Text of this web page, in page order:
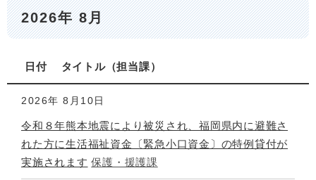
2026年 8月
日付 タイトル 担当課
2026年 8月10日
令和８年熊本地震により被災され、福岡県内に避難さ
れた方に生活福祉資金〔緊急小口資金〕の特例貸付が
実施されます 保護・援護課